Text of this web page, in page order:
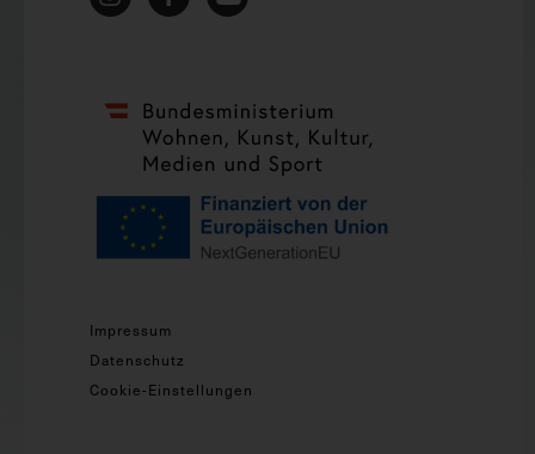
Impressum
Datenschutz
Cookie-Einstellungen